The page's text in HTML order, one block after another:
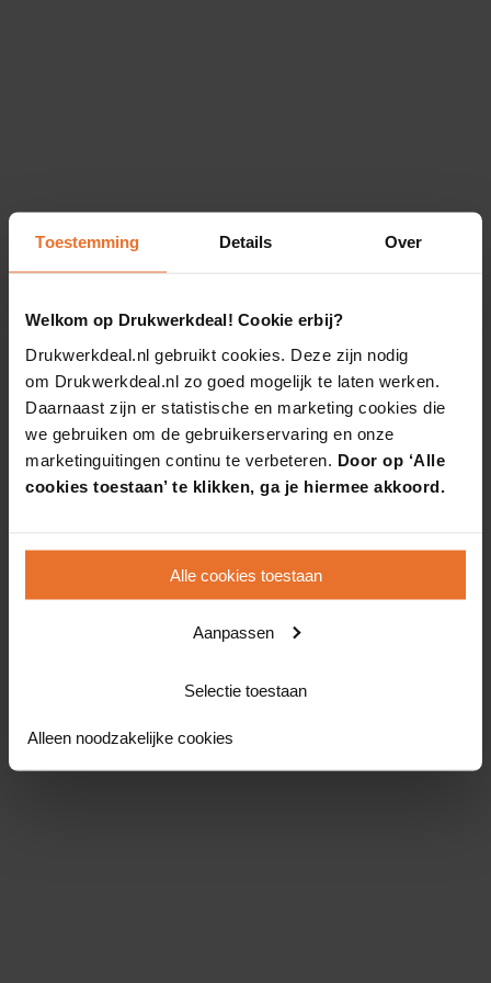
Toestemming Details Over
Welkom op Drukwerkdeal! Cookie erbij?
Drukwerkdeal.nl gebruikt cookies. Deze zijn nodig
om Drukwerkdeal.nl zo goed mogelijk te laten werken.
Daarnaast zijn er statistische en marketing cookies die
we gebruiken om de gebruikerservaring en onze
marketinguitingen continu te verbeteren. Door op ‘Alle
cookies toestaan’ te klikken, ga je hiermee akkoord.
Alle cookies toestaan
Aanpassen
Selectie toestaan
Alleen noodzakelijke cookies